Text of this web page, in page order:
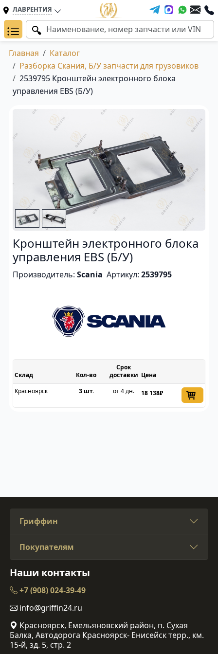
ЛАВРЕНТИЯ
Главная
Каталог
Разборка Скания, Б/У запчасти для грузовиков
2539795 Кронштейн электронного блока
управления EBS (Б/У)
Кронштейн электронного блока
управления EBS (Б/У)
Производитель: Scania Артикул: 2539795
Склад
Срок
доставки Цена
Красноярск
3 шт. от 4 дн. 18 138₽
Гриффин
Покупателям
Наши контакты
+7 (908) 024-39-49
info@griffin24.ru
Красноярск, Емельяновский район, п. Сухая
Балка, Автодорога Красноярск- Енисейск терр., км.
15-й, зд. 5, стр. 2